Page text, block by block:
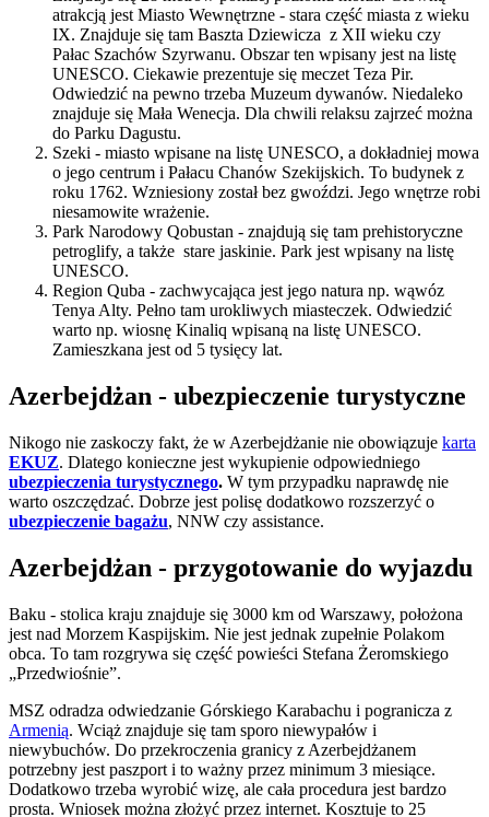
atrakcją jest Miasto Wewnętrzne - stara część miasta z wieku
IX. Znajduje się tam Baszta Dziewicza z XII wieku czy
Pałac Szachów Szyrwanu. Obszar ten wpisany jest na listę
UNESCO. Ciekawie prezentuje się meczet Teza Pir.
Odwiedzić na pewno trzeba Muzeum dywanów. Niedaleko
znajduje się Mała Wenecja. Dla chwili relaksu zajrzeć można
do Parku Dagustu.
Szeki - miasto wpisane na listę UNESCO, a dokładniej mowa
o jego centrum i Pałacu Chanów Szekijskich. To budynek z
roku 1762. Wzniesiony został bez gwoździ. Jego wnętrze robi
niesamowite wrażenie.
Park Narodowy Qobustan - znajdują się tam prehistoryczne
petroglify, a także stare jaskinie. Park jest wpisany na listę
UNESCO.
Region Quba - zachwycająca jest jego natura np. wąwóz
Tenya Alty. Pełno tam urokliwych miasteczek. Odwiedzić
warto np. wiosnę Kinaliq wpisaną na listę UNESCO.
Zamieszkana jest od 5 tysięcy lat.
Azerbejdżan - ubezpieczenie turystyczne
Nikogo nie zaskoczy fakt, że w Azerbejdżanie nie obowiązuje karta
EKUZ. Dlatego konieczne jest wykupienie odpowiedniego
ubezpieczenia turystycznego. W tym przypadku naprawdę nie
warto oszczędzać. Dobrze jest polisę dodatkowo rozszerzyć o
ubezpieczenie bagażu, NNW czy assistance.
Azerbejdżan - przygotowanie do wyjazdu
Baku - stolica kraju znajduje się 3000 km od Warszawy, położona
jest nad Morzem Kaspijskim. Nie jest jednak zupełnie Polakom
obca. To tam rozgrywa się część powieści Stefana Żeromskiego
„Przedwiośnie”.
MSZ odradza odwiedzanie Górskiego Karabachu i pogranicza z
Armenią. Wciąż znajduje się tam sporo niewypałów i
niewybuchów. Do przekroczenia granicy z Azerbejdżanem
potrzebny jest paszport i to ważny przez minimum 3 miesiące.
Dodatkowo trzeba wyrobić wizę, ale cała procedura jest bardzo
prosta. Wniosek można złożyć przez internet. Kosztuje to 25